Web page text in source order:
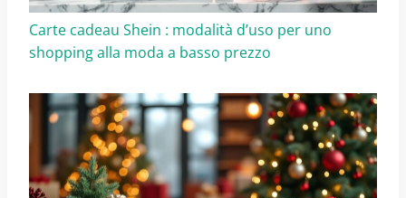
Carte cadeau Shein : modalità d’uso per uno
shopping alla moda a basso prezzo